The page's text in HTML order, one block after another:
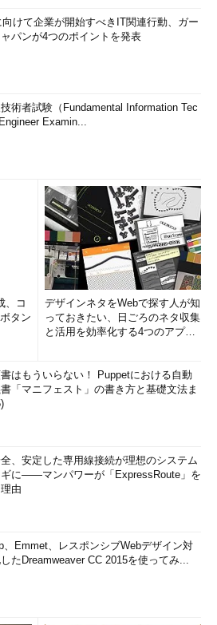
向けて企業が開始すべきIT関連行動、ガー
ャパンが4つのポイントを発表
術者試験（Fundamental Information Tec
Examin...
、コ
タン
デザインネタをWebで探す人が知
っておきたい、日ごろのネタ収集
と活用を効率化する4つのアプリ
はもういらない！ Puppetにおける自動
「マニフェスト」の書き方と基礎文法ま
、安定した専用線接続が理想のシステム
に――マンパワーが「ExpressRoute」を
由
、Emmet、レスポンシブWebデザイン対
たDreamweaver CC 2015を使ってみ...